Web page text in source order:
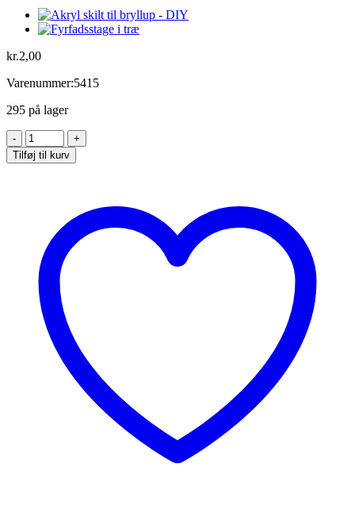
kr.2,00
Varenummer:5415
295 på lager
Bordkort
med
guld
Tilføj til kurv